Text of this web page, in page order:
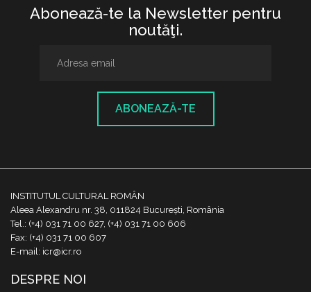
Abonează-te la Newsletter pentru
noutăţi.
ABONEAZĂ-TE
INSTITUTUL CULTURAL ROMÂN
Aleea Alexandru nr. 38, 011824 București, România
Tel.: (+4) 031 71 00 627, (+4) 031 71 00 606
Fax: (+4) 031 71 00 607
E-mail: icr@icr.ro
DESPRE NOI